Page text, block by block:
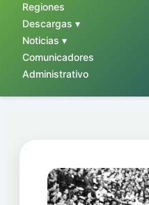
Regiones
Descargas ▾
Noticias ▾
Comunicadores
Administrativo